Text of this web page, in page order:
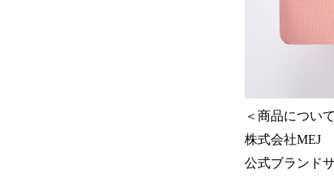
＜商品につい
株式会社MEJ
公式ブランド